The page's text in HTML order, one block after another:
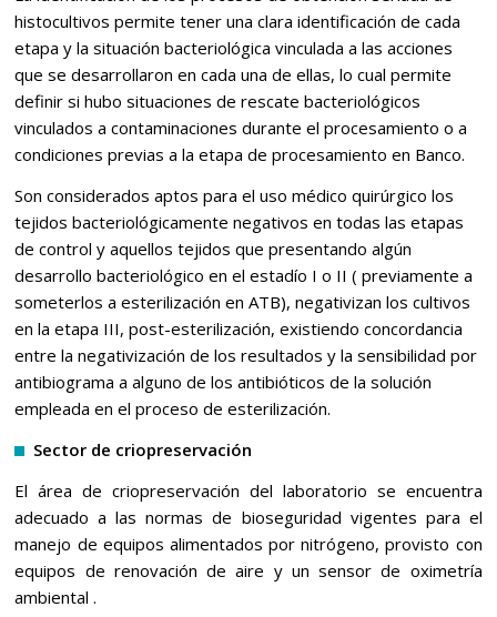
histocultivos permite tener una clara identificación de cada
etapa y la situación bacteriológica vinculada a las acciones
que se desarrollaron en cada una de ellas, lo cual permite
definir si hubo situaciones de rescate bacteriológicos
vinculados a contaminaciones durante el procesamiento o a
condiciones previas a la etapa de procesamiento en Banco.
Son considerados aptos para el uso médico quirúrgico los
tejidos bacteriológicamente negativos en todas las etapas
de control y aquellos tejidos que presentando algún
desarrollo bacteriológico en el estadío I o II ( previamente a
someterlos a esterilización en ATB), negativizan los cultivos
en la etapa III, post-esterilización, existiendo concordancia
entre la negativización de los resultados y la sensibilidad por
antibiograma a alguno de los antibióticos de la solución
empleada en el proceso de esterilización.
Sector de criopreservación
El área de criopreservación del laboratorio se encuentra
adecuado a las normas de bioseguridad vigentes para el
manejo de equipos alimentados por nitrógeno, provisto con
equipos de renovación de aire y un sensor de oximetría
ambiental .